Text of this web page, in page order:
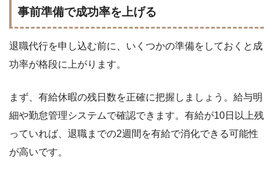
事前準備で成功率を上げる
退職代行を申し込む前に、いくつかの準備をしておくと成
功率が格段に上がります。
まず、有給休暇の残日数を正確に把握しましょう。給与明
細や勤怠管理システムで確認できます。有給が10日以上残
っていれば、退職までの2週間を有給で消化できる可能性
が高いです。